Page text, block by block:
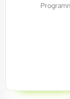
12,31 €/h -